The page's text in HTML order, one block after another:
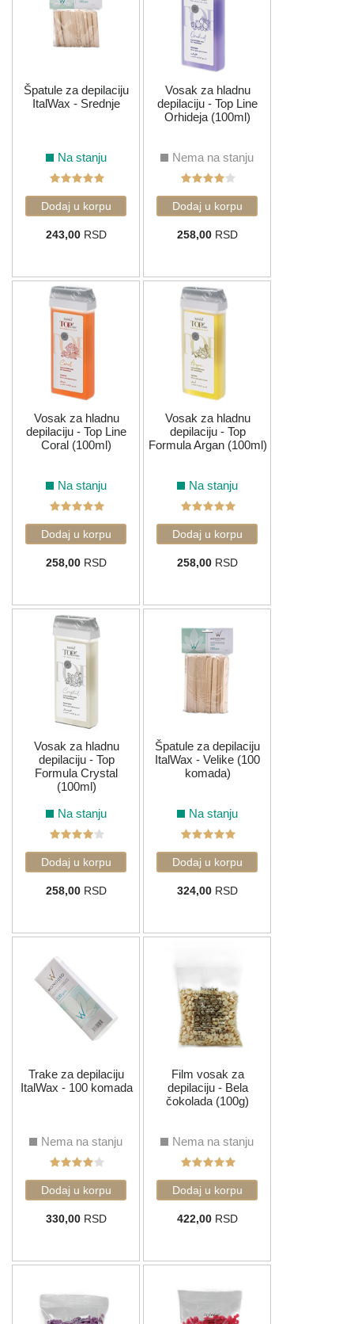
Špatule za depilaciju
ItalWax - Srednje
Na stanju
243,00RSD
Vosak za hladnu
depilaciju - Top Line
Orhideja (100ml)
Nema na stanju
258,00RSD
Vosak za hladnu
depilaciju - Top Line
Coral (100ml)
Na stanju
258,00RSD
Vosak za hladnu
depilaciju - Top
Formula Argan (100ml)
Na stanju
258,00RSD
Vosak za hladnu
depilaciju - Top
Formula Crystal
(100ml)
Na stanju
258,00RSD
Špatule za depilaciju
ItalWax - Velike (100
komada)
Na stanju
324,00RSD
Trake za depilaciju
ItalWax - 100 komada
Nema na stanju
330,00RSD
Film vosak za
depilaciju - Bela
čokolada (100g)
Nema na stanju
422,00RSD